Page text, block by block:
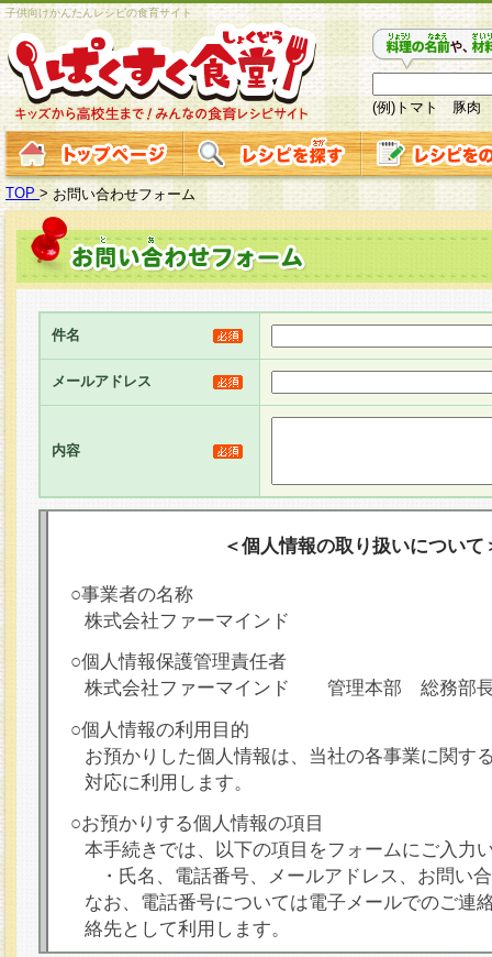
子供向けかんたんレシピの食育サイト
(例)トマト 豚肉
TOP > お問い合わせフォーム
件名
メールアドレス
内容
＜個人情報の取り扱いについて
○事業者の名称
株式会社ファーマインド
○個人情報保護管理責任者
株式会社ファーマインド 管理本部 総務部
○個人情報の利用目的
お預かりした個人情報は、当社の各事業に関す
対応に利用します。
○お預かりする個人情報の項目
本手続きでは、以下の項目をフォームにご入力
・氏名、電話番号、メールアドレス、お問い
なお、電話番号については電子メールでのご連
絡先として利用します。